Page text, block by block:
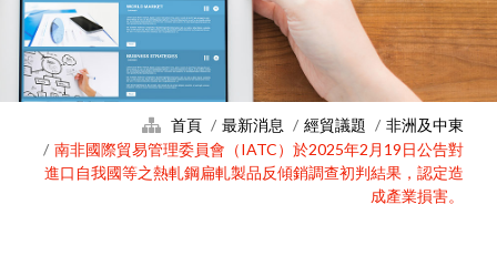
首頁 最新消息 經貿議題
非洲及中東
南非國際貿易管理委員會（IATC）於2025年2月19日公告對
進口自我國等之熱軋鋼扁軋製品反傾銷調查初判結果，認定造
成產業損害。